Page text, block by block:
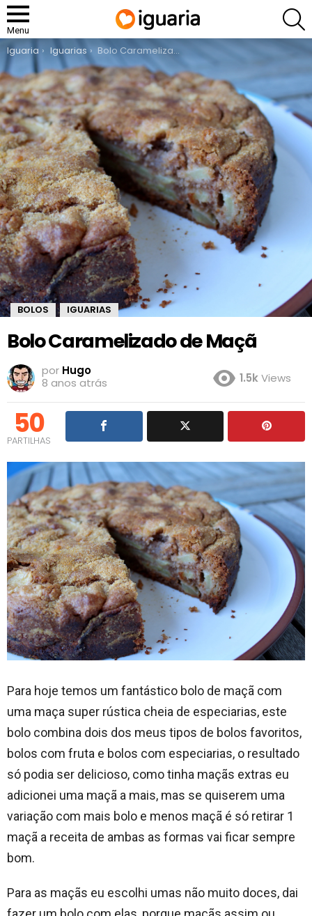
Menu
You are here:
Iguaria Iguarias Bolo Caramelizado de Maçã
BOLOS , IGUARIAS
Bolo Caramelizado de Maçã
por Hugo
8 anos atrás
1.5kViews
50
PARTILHAS
Para hoje temos um fantástico bolo de maçã com
uma maça super rústica cheia de especiarias, este
bolo combina dois dos meus tipos de bolos favoritos,
bolos com fruta e bolos com especiarias, o resultado
só podia ser delicioso, como tinha maçãs extras eu
adicionei uma maçã a mais, mas se quiserem uma
variação com mais bolo e menos maçã é só retirar 1
maçã a receita de ambas as formas vai ficar sempre
bom.
Para as maçãs eu escolhi umas não muito doces, dai